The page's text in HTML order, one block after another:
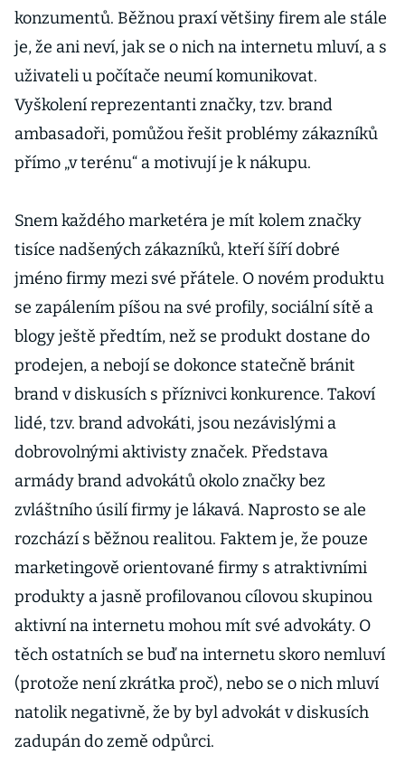
konzumentů. Běžnou praxí většiny firem ale stále
je, že ani neví, jak se o nich na internetu mluví, a s
uživateli u počítače neumí komunikovat.
Vyškolení reprezentanti značky, tzv. brand
ambasadoři, pomůžou řešit problémy zákazníků
přímo „v terénu“ a motivují je k nákupu.
Snem každého marketéra je mít kolem značky
tisíce nadšených zákazníků, kteří šíří dobré
jméno firmy mezi své přátele. O novém produktu
se zapálením píšou na své profily, sociální sítě a
blogy ještě předtím, než se produkt dostane do
prodejen, a nebojí se dokonce statečně bránit
brand v diskusích s příznivci konkurence. Takoví
lidé, tzv. brand advokáti, jsou nezávislými a
dobrovolnými aktivisty značek. Představa
armády brand advokátů okolo značky bez
zvláštního úsilí firmy je lákavá. Naprosto se ale
rozchází s běžnou realitou. Faktem je, že pouze
marketingově orientované firmy s atraktivními
produkty a jasně profilovanou cílovou skupinou
aktivní na internetu mohou mít své advokáty. O
těch ostatních se buď na internetu skoro nemluví
(protože není zkrátka proč), nebo se o nich mluví
natolik negativně, že by byl advokát v diskusích
zadupán do země odpůrci.